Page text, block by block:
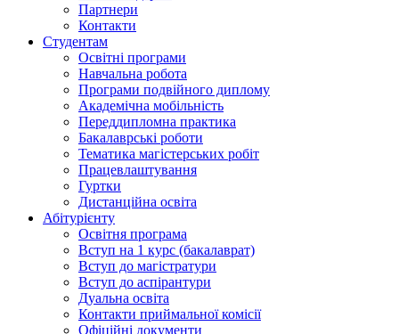
Партнери
Контакти
Студентам
Освітні програми
Навчальна робота
Програми подвійного диплому
Академічна мобільність
Переддипломна практика
Бакалаврські роботи
Тематика магістерських робіт
Працевлаштування
Гуртки
Дистанційна освіта
Абітурієнту
Освітня програма
Вступ на 1 курс (бакалаврат)
Вступ до магістратури
Вступ до аспірантури
Дуальна освіта
Контакти приймальної комісії
Офіційні документи